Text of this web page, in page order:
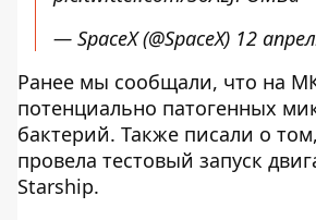
— SpaceX (@SpaceX) 12
Ранее мы сообщали, что на
потенциально патогенных
бактерий. Также писали о
провела тестовый запуск
Starship.